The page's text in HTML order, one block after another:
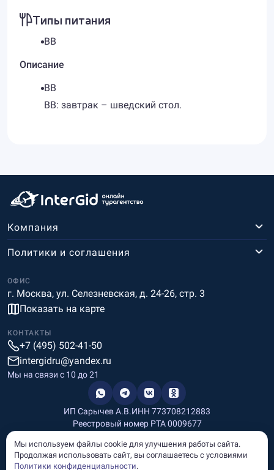
Типы питания
BB
Описание
BB
BB: завтрак – шведский стол.
Компания
ОФИС
г. Москва, ул. Селезневская, д. 24-26, стр. 3
Показать на карте
Политики и соглашения
КОНТАКТЫ
+7 (495) 502-41-50
intergidru@yandex.ru
Мы на связи c 10 до 21
ИП Сарычев А.В.ИНН 773708212883
Реестровый номер РТА 0009677
Информация, размещённая на сайте, носит информационный
характер и не является рекламой и публичной офертой.
Мы используем файлы cookie для улучшения работы сайта.
Продолжая использовать сайт, вы соглашаетесь с условиями
Политики конфиденциальности.